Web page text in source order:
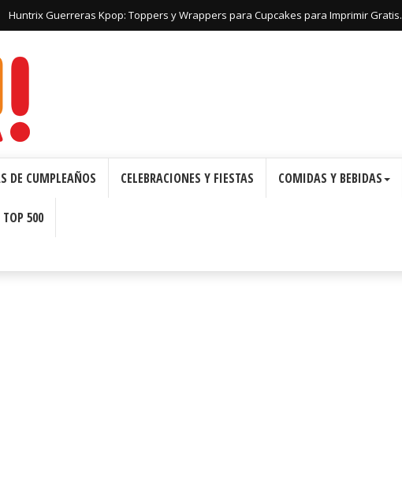
Huntrix Guerreras Kpop: Toppers y Wrappers para Cupcakes para Imprimir Gratis.
DE CUMPLEAÑOS CELEBRACIONES Y FIESTAS COMIDAS Y BEBIDAS
TOP 500